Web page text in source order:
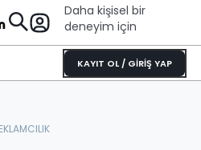
Daha kişisel bir
deneyim için
KAYIT OL / GİRİŞ YAP